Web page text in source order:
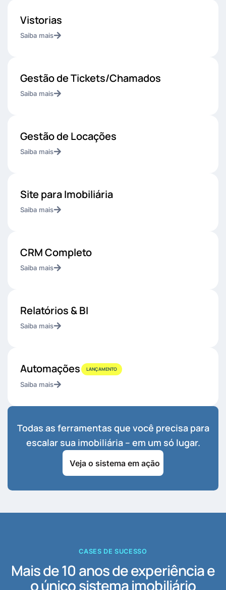
Vistorias
Saiba mais
Gestão de Tickets/Chamados
Saiba mais
Gestão de Locações
Saiba mais
Site para Imobiliária
Saiba mais
CRM Completo
Saiba mais
Relatórios & BI
Saiba mais
Automações LANÇAMENTO
Saiba mais
Todas as ferramentas que você precisa para
escalar sua imobiliária – em um só lugar.
Veja o sistema em ação
CASES DE SUCESSO
Mais de 10 anos de experiência e
o único sistema imobiliário